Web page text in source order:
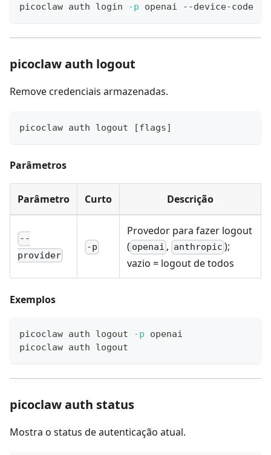
picoclaw auth login
-p openai --device-code
picoclaw auth logout
Remove credenciais armazenadas.
picoclaw auth logout [flags]
Parâmetros
Parâmetro Curto Descrição
--
provider
-p
Provedor para fazer logout
( openai , anthropic );
vazio = logout de todos
Exemplos
picoclaw auth logout -p openai
picoclaw auth logout
picoclaw auth status
Mostra o status de autenticação atual.